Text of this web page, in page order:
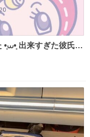
彼氏